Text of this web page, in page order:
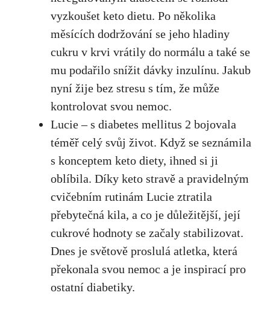
vyzkoušet keto dietu. Po několika‍
měsících dodržování se‍ jeho hladiny
cukru v krvi ⁣vrátily⁣ do normálu a také se
mu podařilo snížit dávky inzulínu. Jakub
nyní žije bez stresu​ s tím, že může
kontrolovat ‍svou⁢ nemoc.
Lucie – s diabetes mellitus 2 bojovala
téměř celý svůj život. Když se seznámila
s konceptem keto diety, ihned si ji
oblíbila. Díky keto stravě a pravidelným
cvičebním​ rutinám Lucie ztratila
přebytečná kila, a co je důležitější, její
cukrové hodnoty se začaly stabilizovat.‌
Dnes je světově proslulá atletka, která
překonala svou nemoc a je inspirací pro
ostatní diabetiky.